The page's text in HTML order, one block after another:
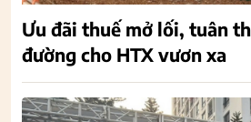
Ưu đãi thuế mở lối, tuân
đường cho HTX vươn xa